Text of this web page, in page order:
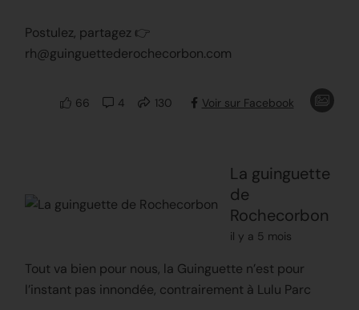
Postulez, partagez 👉
rh@guinguettederochecorbon.com
66 4 130 Voir sur Facebook
La guinguette
de
Rochecorbon
il y a 5 mois
Tout va bien pour nous, la Guinguette n’est pour
l’instant pas innondée, contrairement à Lulu Parc